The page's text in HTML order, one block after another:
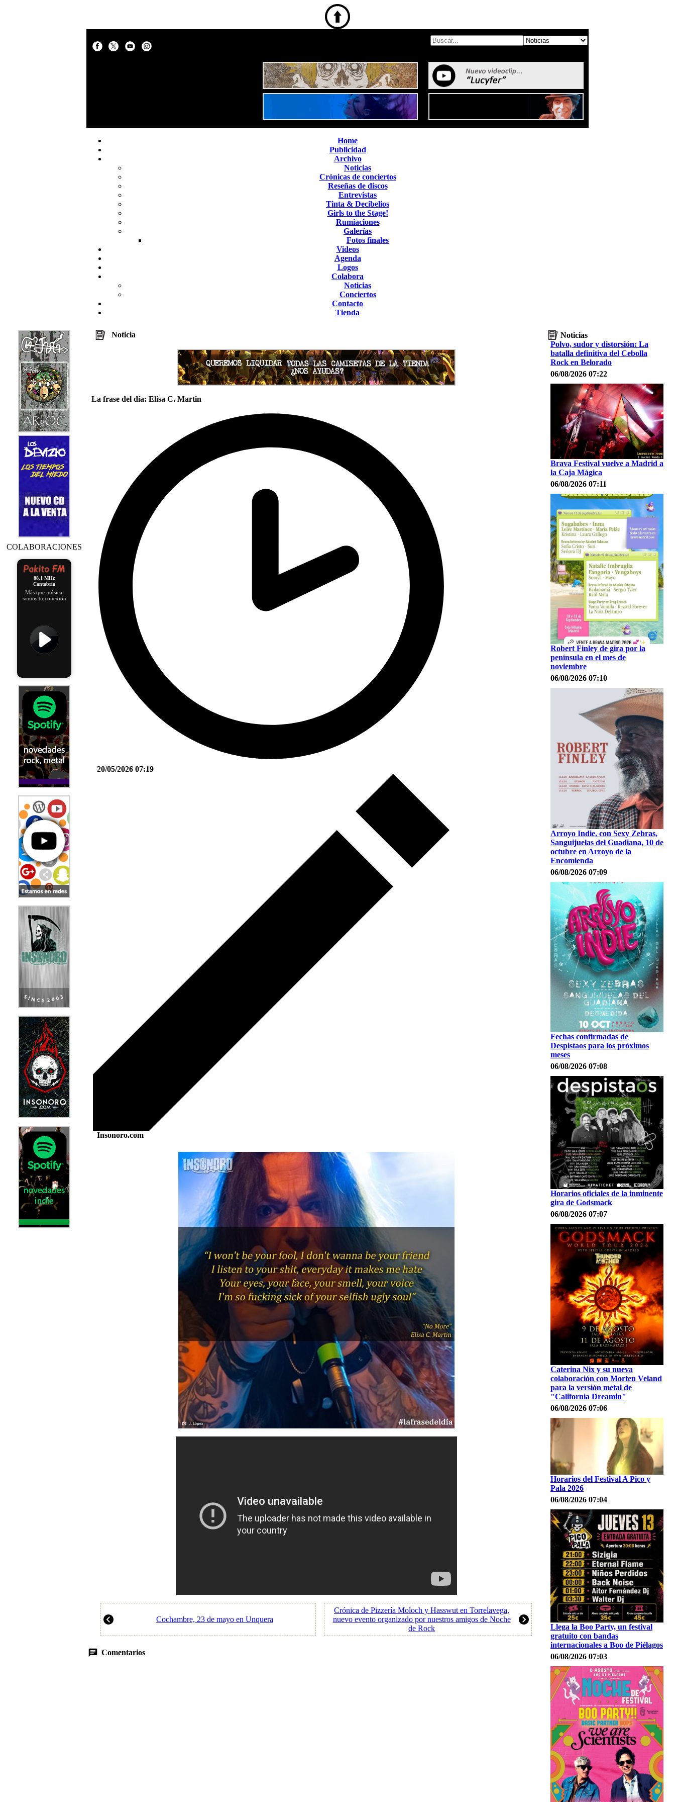
Home
Publicidad
Archivo
Noticias
Crónicas de conciertos
Reseñas de discos
Entrevistas
Tinta & Decibelios
Girls to the Stage!
Rumiaciones
Galerías
Fotos finales
Videos
Agenda
Logos
Colabora
Noticias
Conciertos
Contacto
Tienda
COLABORACIONES
88.1 MHz
Cantabria
Más que música,
somos tu conexión
Noticia
La frase del día: Elisa C. Martin
20/05/2026 07:19
Insonoro.com
Cochambre, 23 de mayo en Unquera
Crónica de Pizzería Moloch y Hasswut en Torrelavega,
nuevo evento organizado por nuestros amigos de Noche
de Rock
Comentarios
Noticias
Polvo, sudor y distorsión: La
batalla definitiva del Cebolla
Rock en Belorado
06/08/2026 07:22
Brava Festival vuelve a Madrid a
la Caja Mágica
06/08/2026 07:11
Robert Finley de gira por la
península en el mes de
noviembre
06/08/2026 07:10
Arroyo Indie, con Sexy Zebras,
Sanguijuelas del Guadiana, 10 de
octubre en Arroyo de la
Encomienda
06/08/2026 07:09
Fechas confirmadas de
Despistaos para los próximos
meses
06/08/2026 07:08
Horarios oficiales de la inminente
gira de Godsmack
06/08/2026 07:07
Caterina Nix y su nueva
colaboración con Morten Veland
para la versión metal de
"California Dreamin"
06/08/2026 07:06
Horarios del Festival A Pico y
Pala 2026
06/08/2026 07:04
Llega la Boo Party, un festival
gratuito con bandas
internacionales a Boo de Piélagos
06/08/2026 07:03